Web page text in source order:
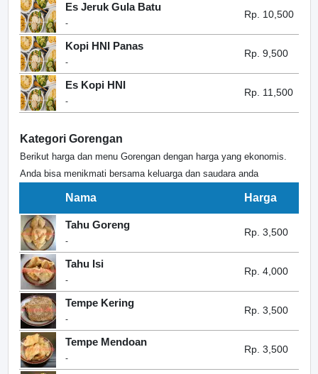
Es Jeruk Gula Batu
-
Rp. 10,500
Kopi HNI Panas
-
Rp. 9,500
Es Kopi HNI
-
Rp. 11,500
Kategori Gorengan
Berikut harga dan menu Gorengan dengan harga yang ekonomis.
Anda bisa menikmati bersama keluarga dan saudara anda
Nama Harga
Tahu Goreng
-
Rp. 3,500
Tahu Isi
-
Rp. 4,000
Tempe Kering
-
Rp. 3,500
Tempe Mendoan
-
Rp. 3,500